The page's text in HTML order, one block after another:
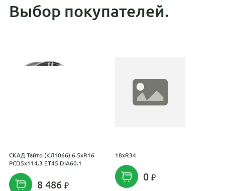
Выбор покупателей.
СКАД Тайто (КЛ1066) 6.5xR16
PCD5x114.3 ET45 DIA60.1
8 486
18xR34
0